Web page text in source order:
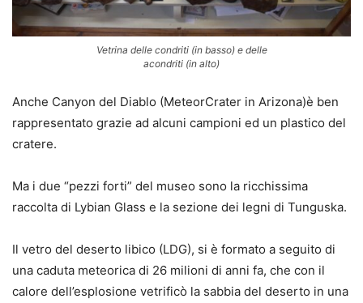
Vetrina delle condriti (in basso) e delle
acondriti (in alto)
Anche Canyon del Diablo (MeteorCrater in Arizona)è ben
rappresentato grazie ad alcuni campioni ed un plastico del
cratere.
Ma i due “pezzi forti” del museo sono la ricchissima
raccolta di Lybian Glass e la sezione dei legni di Tunguska.
Il vetro del deserto libico (LDG), si è formato a seguito di
una caduta meteorica di 26 milioni di anni fa, che con il
calore dell’esplosione vetrificò la sabbia del deserto in una